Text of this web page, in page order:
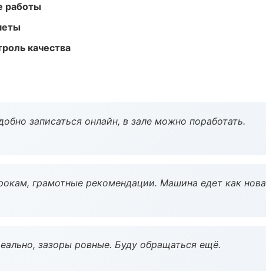
работы
качества
записаться онлайн, в зале можно поработать.
грамотные рекомендации. Машина едет как
зазоры ровные. Буду обращаться ещё.